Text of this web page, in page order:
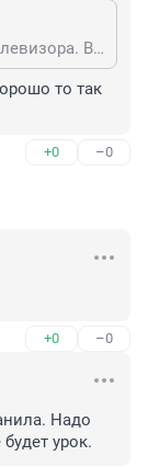
Гость, тоже считаю что это все из телевизора. Вообще такие случаи нельзя показывать в новостях и, тем более, снимать сериалы.
то так
+0 –0
+0 –0
Надо
урок.